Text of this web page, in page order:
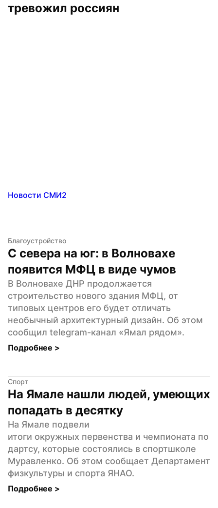
тревожил россиян
Новости СМИ2
Благоустройство
С севера на юг: в Волновахе
появится МФЦ в виде чумов
В Волновахе ДНР продолжается
строительство нового здания МФЦ, от
типовых центров его будет отличать
необычный архитектурный дизайн. Об этом
сообщил telegram-канал «Ямал рядом».
Подробнее >
Спорт
На Ямале нашли людей, умеющих
попадать в десятку
На Ямале подвели
итоги окружных первенства и чемпионата по
дартсу, которые состоялись в спортшколе
Муравленко. Об этом сообщает Департамент
физкультуры и спорта ЯНАО.
Подробнее >